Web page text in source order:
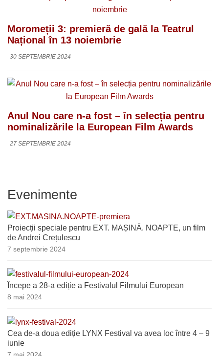
Moromeții 3: premieră de gală la Teatrul
Național în 13 noiembrie
30 SEPTEMBRIE 2024
Anul Nou care n-a fost – în selecția pentru
nominalizările la European Film Awards
27 SEPTEMBRIE 2024
Evenimente
Proiecții speciale pentru EXT. MAȘINĂ. NOAPTE, un film
de Andrei Crețulescu
7 septembrie 2024
Începe a 28-a ediție a Festivalul Filmului European
8 mai 2024
Cea de-a doua ediție LYNX Festival va avea loc între 4 – 9
iunie